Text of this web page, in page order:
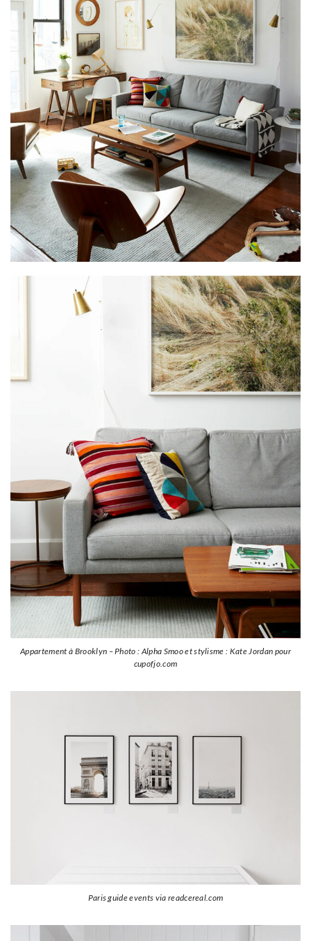
Appartement à Brooklyn – Photo : Alpha Smoo et stylisme : Kate Jordan pour
cupofjo.com
Paris guide events via readcereal.com